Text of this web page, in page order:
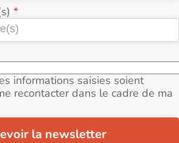
informations saisies soient
recontacter dans le cadre de ma
la newsletter